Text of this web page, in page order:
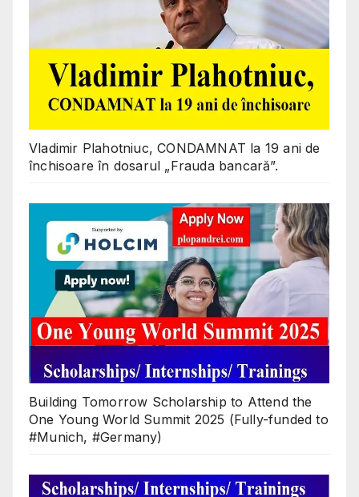
Vladimir Plahotniuc, CONDAMNAT la 19 ani de
închisoare în dosarul „Frauda bancară”.
Building Tomorrow Scholarship to Attend the
One Young World Summit 2025 (Fully-funded to
#Munich, #Germany)